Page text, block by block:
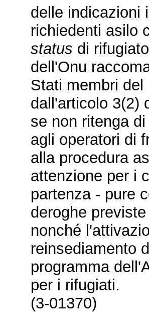
delle indicazioni
richiedenti asilo
status di
dell'Onu
Stati membri
dall'articolo 3(2)
se non ritenga
agli operatori di
alla procedura
attenzione per i
partenza - pure
deroghe
nonché
reinsediamento
programma
per i rifugiati.
(3-01370)